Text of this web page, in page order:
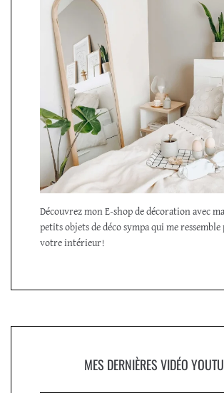
Découvrez mon E-shop de décoration avec
petits objets de déco sympa qui me
votre intérieur!
MES DERNIÈRES VIDÉO